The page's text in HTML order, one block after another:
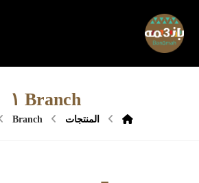
Branch ١
المنتجات Branch ١